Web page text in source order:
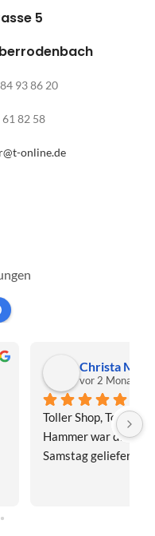
5
93 86 20
82 58
online.de
der absolute
Freitag bestellt,
empfehlen👍